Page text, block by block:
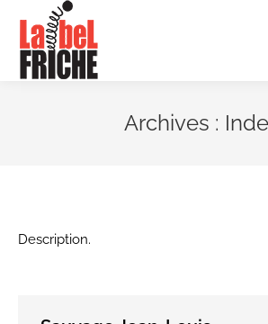
Archives :
Description.